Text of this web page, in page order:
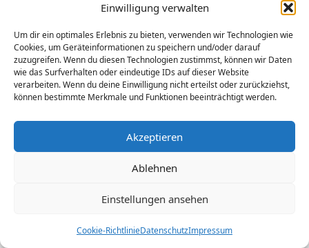
Einwilligung verwalten
Um dir ein optimales Erlebnis zu bieten, verwenden wir Technologien wie
Cookies, um Geräteinformationen zu speichern und/oder darauf
zuzugreifen. Wenn du diesen Technologien zustimmst, können wir Daten
wie das Surfverhalten oder eindeutige IDs auf dieser Website
verarbeiten. Wenn du deine Einwilligung nicht erteilst oder zurückziehst,
können bestimmte Merkmale und Funktionen beeinträchtigt werden.
Akzeptieren
Ablehnen
Einstellungen ansehen
Cookie-RichtlinieDatenschutzImpressum
Legende anzeigen
KartenbasisMapLibre
Daten© OpenStreetMap-Mitwirkende